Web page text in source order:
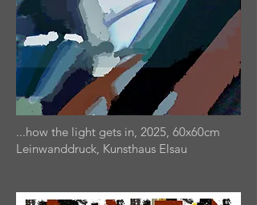
...how the light gets in, 2025, 60x60cm
Leinwanddruck, Kunsthaus Elsau